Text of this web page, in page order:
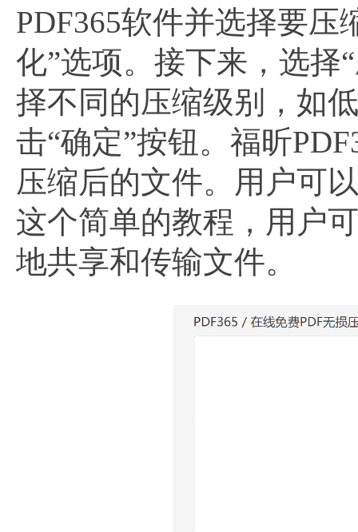
PDF365软件并选择要压
化”选项。接下来，选择
择不同的压缩级别，如
击“确定”按钮。福昕
压缩后的文件。用户可
这个简单的教程，用户
地共享和传输文件。